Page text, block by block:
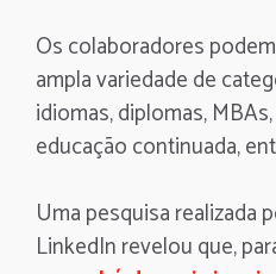
Os colaboradores
ampla variedade de
idiomas, diplomas,
educação continuada,
Uma pesquisa realizada
LinkedIn revelou que,